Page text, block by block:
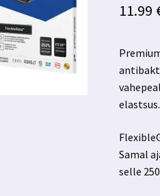
11.99
elastsus.
Samal
selle